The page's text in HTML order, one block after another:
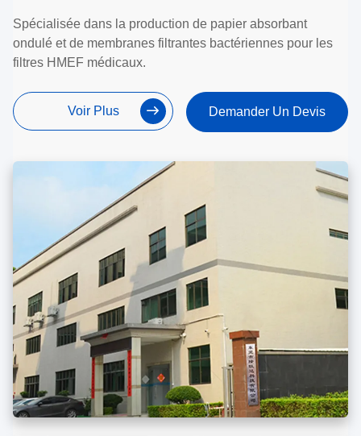
Spécialisée dans la production de papier absorbant
ondulé et de membranes filtrantes bactériennes pour les
filtres HMEF médicaux.
Voir Plus Demander Un Devis